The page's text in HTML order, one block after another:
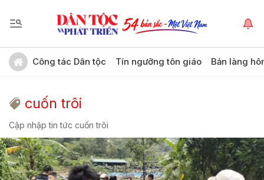
Công tác Dân tộc Tín ngưỡng tôn giáo Bản làng
cuốn trôi
Cập nhập tin tức cuốn trôi